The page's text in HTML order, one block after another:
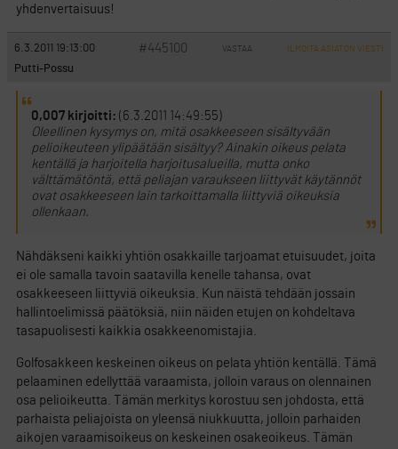
yhdenvertaisuus!
6.3.2011 19:13:00 #445100 VASTAA ILMOITA ASIATON VIESTI
Putti-Possu
0,007 kirjoitti: (6.3.2011 14:49:55)
Oleellinen kysymys on, mitä osakkeeseen sisältyvään
pelioikeuteen ylipäätään sisältyy? Ainakin oikeus pelata
kentällä ja harjoitella harjoitusalueilla, mutta onko
välttämätöntä, että peliajan varaukseen liittyvät käytännöt
ovat osakkeeseen lain tarkoittamalla liittyviä oikeuksia
ollenkaan.
Nähdäkseni kaikki yhtiön osakkaille tarjoamat etuisuudet, joita
ei ole samalla tavoin saatavilla kenelle tahansa, ovat
osakkeeseen liittyviä oikeuksia. Kun näistä tehdään jossain
hallintoelimissä päätöksiä, niin näiden etujen on kohdeltava
tasapuolisesti kaikkia osakkeenomistajia.
Golfosakkeen keskeinen oikeus on pelata yhtiön kentällä. Tämä
pelaaminen edellyttää varaamista, jolloin varaus on olennainen
osa pelioikeutta. Tämän merkitys korostuu sen johdosta, että
parhaista peliajoista on yleensä niukkuutta, jolloin parhaiden
aikojen varaamisoikeus on keskeinen osakeoikeus. Tämän